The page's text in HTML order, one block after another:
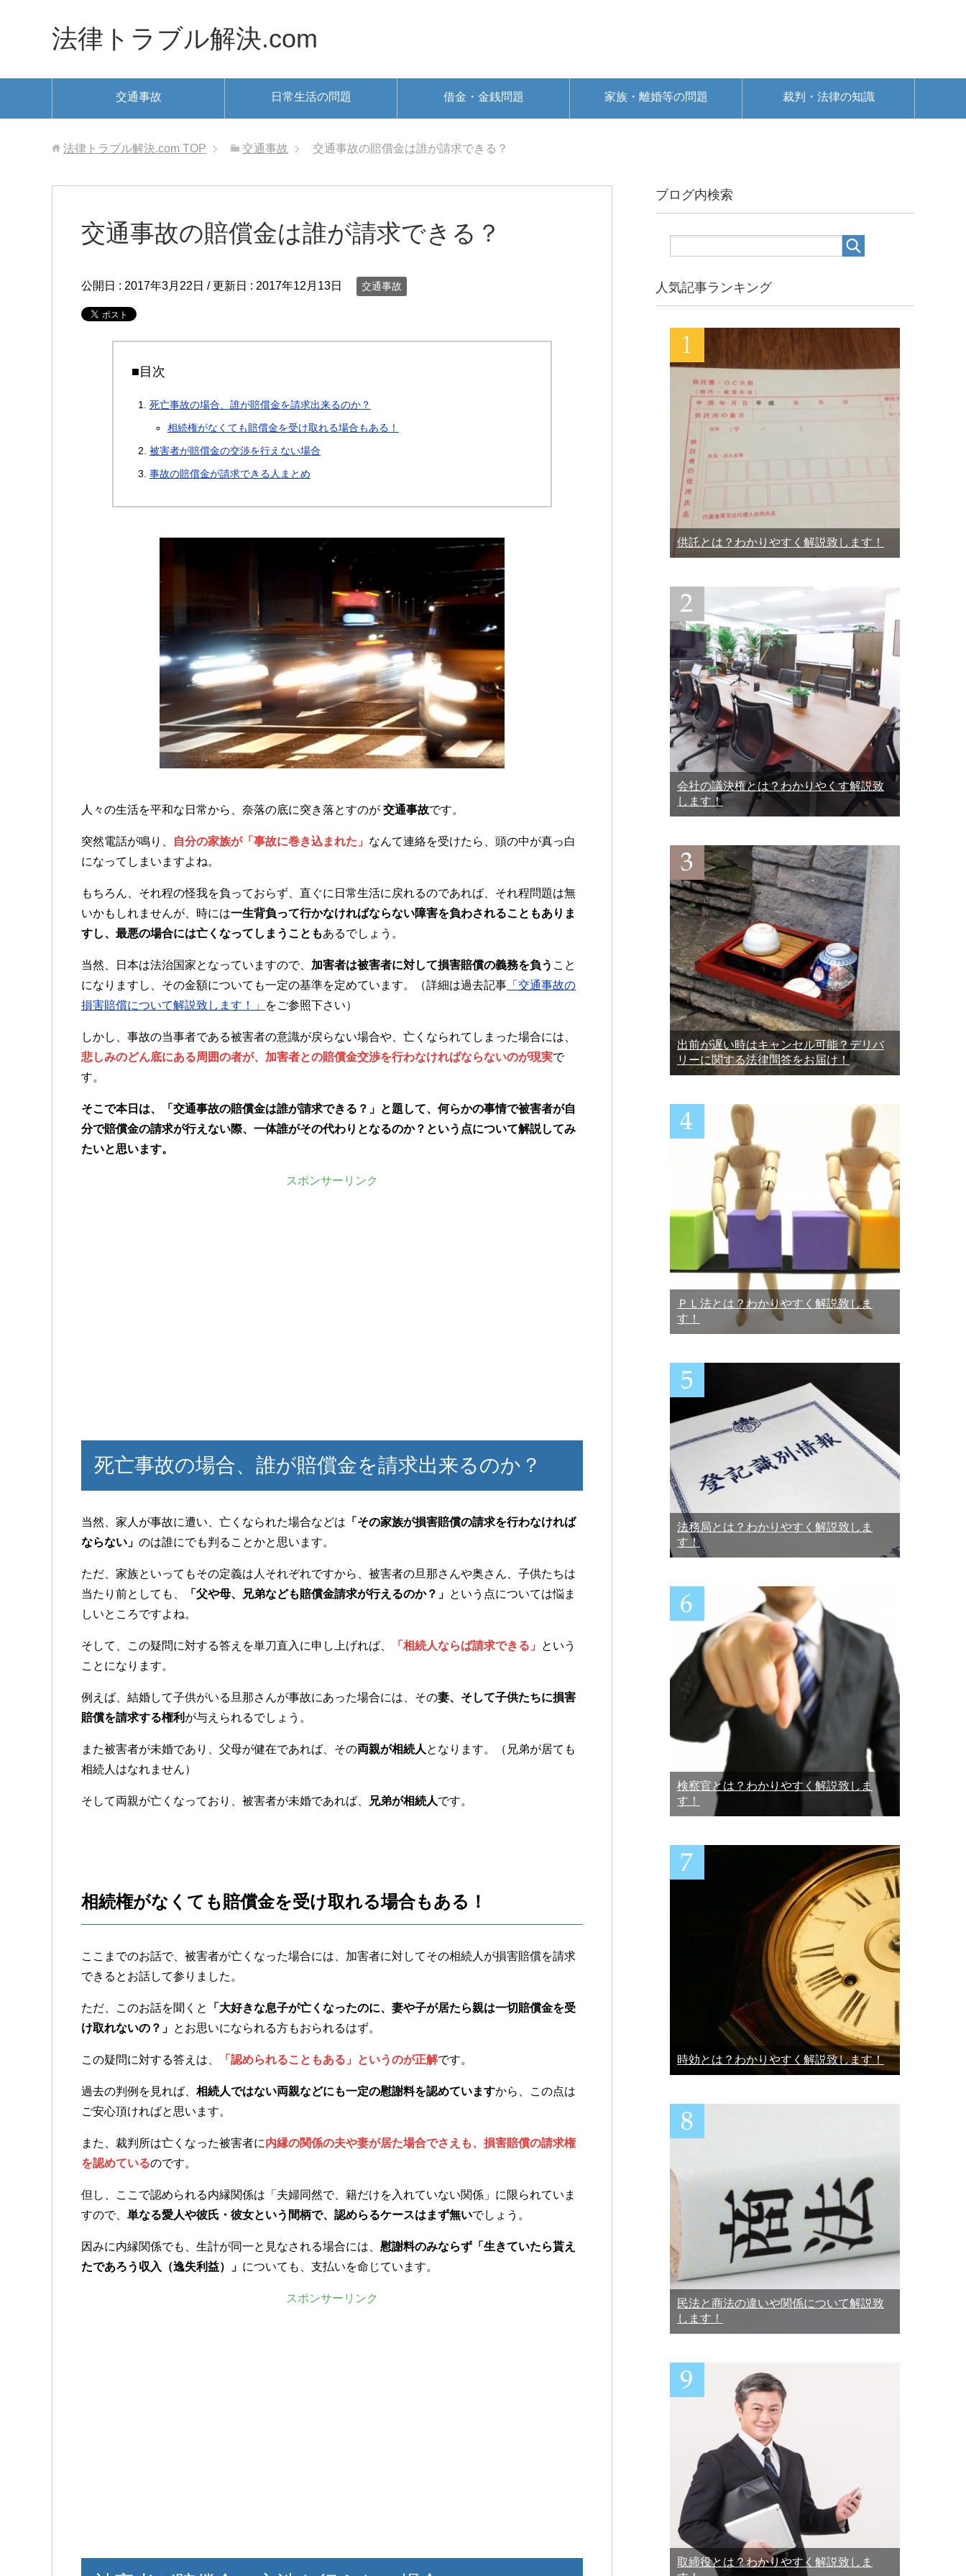
法律トラブル解決.com
交通事故 日常生活の問題 借金・金銭問題 家族・離婚等の問題 裁判・法律の知識
法律トラブル解決.com TOP 交通事故 交通事故の賠償金は誰が請求できる？
交通事故の賠償金は誰が請求できる？
公開日 : 2017年3月22日 / 更新日 : 2017年12月13日 交通事故
■目次
死亡事故の場合、誰が賠償金を請求出来るのか？
相続権がなくても賠償金を受け取れる場合もある！
被害者が賠償金の交渉を行えない場合
事故の賠償金が請求できる人まとめ
人々の生活を平和な日常から、奈落の底に突き落とすのが 交通事故です。
突然電話が鳴り、 自分の家族が「事故に巻き込まれた」 なんて連絡を受けたら、頭の中が真っ白
になってしまいますよね。
もちろん、それ程の怪我を負っておらず、直ぐに日常生活に戻れるのであれば、それ程問題は無
いかもしれませんが、時には一生背負って行かなければならない障害を負わされることもありま
すし、最悪の場合には亡くなってしまうこともあるでしょう。
当然、日本は法治国家となっていますので、 加害者は被害者に対して損害賠償の義務を負う こと
になりますし、その金額についても一定の基準を定めています。（詳細は過去記事 「交通事故の
損害賠償について解説致します！」
をご参照下さい）
しかし、事故の当事者である被害者の意識が戻らない場合や、亡くなられてしまった場合には、
悲しみのどん底にある周囲の者が、加害者との賠償金交渉を行わなければならないのが現実で
す。
そこで本日は、「 交通事故の賠償金は誰が請求できる？」と題して、何らかの事情で被害者が自
分で賠償金の請求が行えない際、一体誰がその代わりとなるのか？という点について解説してみ
たいと思います。
スポンサーリンク
死亡事故の場合、誰が賠償金を請求出来るのか？
当然、家人が事故に遭い、亡くなられた場合などは 「その家族が損害賠償の請求を行わなければ
ならない」 のは誰にでも判ることかと思います。
ただ、家族といってもその定義は人それぞれですから、被害者の旦那さんや奥さん、子供たちは
当たり前としても、
「父や母、兄弟なども賠償金請求が行えるのか？」 という点については悩ま
しいところですよね。
そして、この疑問に対する答えを単刀直入に申し上げれば、 「相続人ならば請求できる」
という
ことになります。
例えば、結婚して子供がいる旦那さんが事故にあった場合には、その妻、そして子供たちに損害
賠償を請求する権利 が与えられるでしょう。
また被害者が未婚であり、父母が健在であれば、その両親が相続人 となります。（兄弟が居ても
相続人はなれません）
そして両親が亡くなっており、被害者が未婚であれば、 兄弟が相続人です。
相続権がなくても賠償金を受け取れる場合もある！
ここまでのお話で、被害者が亡くなった場合には、加害者に対してその相続人が損害賠償を請求
できるとお話して参りました。
ただ、このお話を聞くと
「大好きな息子が亡くなったのに、妻や子が居たら親は一切賠償金を受
け取れないの？」 とお思いになられる方もおられるはず。
この疑問に対する答えは、 「認められることもある」というのが正解です。
過去の判例を見れば、 相続人ではない両親などにも一定の慰謝料を認めていますから、この点は
ご安心頂ければと思います。
また、裁判所は亡くなった被害者に内縁の関係の夫や妻が居た場合でさえも、損害賠償の請求権
を認めているのです。
但し、ここで認められる内縁関係は「夫婦同然で、籍だけを入れていない関係」に限られていま
すので、 単なる愛人や彼氏・彼女という間柄で、認めらるケースはまず無いでしょう。
因みに内縁関係でも、生計が同一と見なされる場合には、 慰謝料のみならず「生きていたら貰え
たであろう収入（逸失利益）」 についても、支払いを命じています。
スポンサーリンク
ブログ内検索
人気記事ランキング
供託とは？わかりやすく解説致します！
会社の議決権とは？わかりやくす解説致
します！
出前が遅い時はキャンセル可能？デリバ
リーに関する法律問答をお届け！
ＰＬ法とは？わかりやすく解説致しま
す！
法務局とは？わかりやすく解説致しま
す！
検察官とは？わかりやすく解説致しま
す！
時効とは？わかりやすく解説致します！
民法と商法の違いや関係について解説致
します！
取締役とは？わかりやすく解説致しま